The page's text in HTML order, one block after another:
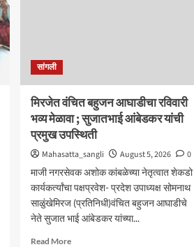
सांगली
मिरजेत वंचित बहुजन आघाडीचा रविवारी
भव्य मेळावा ; सुजातभाई आंबेडकर यांची
प्रमुख उपस्थिती
Mahasatta_sangli August 5, 2026
0
माजी नगरसेवक अशोक कांबळेच्या नेतृत्वात शेकडो
कार्यकर्त्यांचा पक्षप्रवेश- प्रदेश उपाध्यक्ष सोमनाथ
साळुंखेमिरज (प्रतिनिधी)वंचित बहुजन आघाडीचे
नेते सुजात भाई आंबेडकर यांच्या...
Read MoreRead